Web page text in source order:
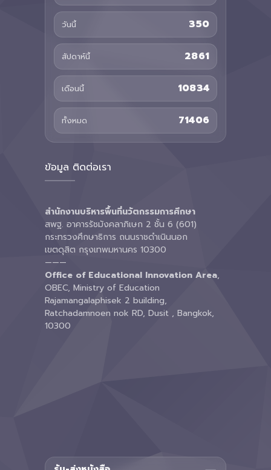
วันนี้ 350
สัปดาห์นี้ 2861
เดือนนี้ 10834
ทั้งหมด 71406
ข้อมูล ติดต่อเรา
สำนักงานบริหารพื้นที่นวัตกรรมการศึกษา
สพฐ. อาคารรัชมังคลาภิเษก 2 ชั้น 6 (601)
กระทรวงศึกษาธิการ ถนนราชดำเนินนอก
เขตดุสิต กรุงเทพมหานคร 10300
———
Office of Educational Innovation Area,
OBEC, Ministry of Education
Rajamangalaphisek 2 building,
Ratchadamnoen nok RD, Dusit , Bangkok,
10300